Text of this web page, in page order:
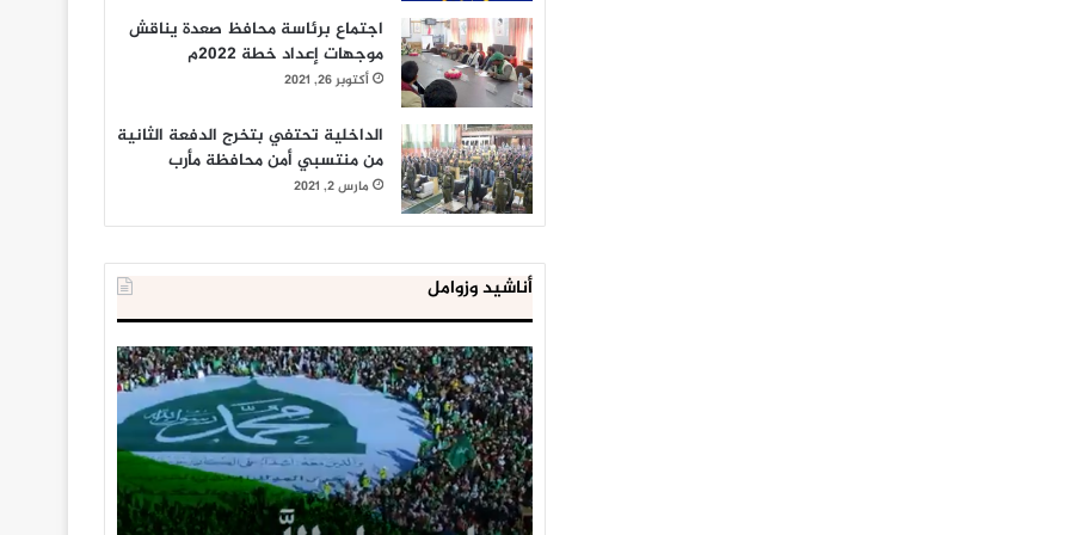
اجتماع برئاسة محافظ صعدة يناقش
موجهات إعداد خطة 2022م
أكتوبر 26, 2021
الداخلية تحتفي بتخرج الدفعة الثانية
من منتسبي أمن محافظة مأرب
مارس 2, 2021
أناشيد وزوامل
العدو
الإسرائيلي
اعتقل
543
طفلا
فلسطينيا
خلال
يناير 31, 2021
الداخلية
المصرية
إحباط
‘مخطط
كبير’
للإخوان